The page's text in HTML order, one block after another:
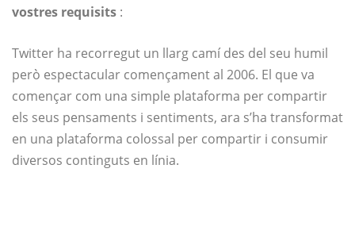
vostres requisits :
Twitter ha recorregut un llarg camí des del seu humil
però espectacular començament al 2006. El que va
començar com una simple plataforma per compartir
els seus pensaments i sentiments, ara s’ha transformat
en una plataforma colossal per compartir i consumir
diversos continguts en línia.